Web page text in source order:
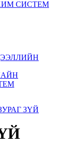
СИСТЕМ
ЗҮЙ